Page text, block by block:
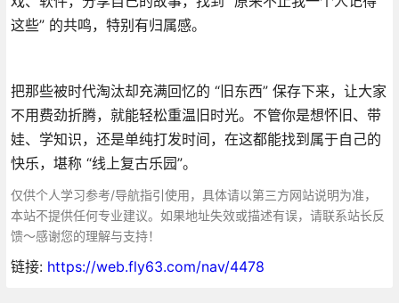
这些” 的共鸣，特别有归属感。
把那些被时代淘汰却充满回忆的 “旧东西” 保存下来，让大家
不用费劲折腾，就能轻松重温旧时光。不管你是想怀旧、带
娃、学知识，还是单纯打发时间，在这都能找到属于自己的
快乐，堪称 “线上复古乐园”。
仅供个人学习参考/导航指引使用，具体请以第三方网站说明为准，
本站不提供任何专业建议。如果地址失效或描述有误，请联系站长反
馈～感谢您的理解与支持！
链接: https://web.fly63.com/nav/4478